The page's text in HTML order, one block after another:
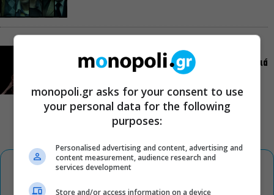
Ρωγμές: Η σόλο χοροθεατρική περφόρμανς της
Χριστίνας Κυριαζίδη στο Δημοτικό Θέατρο Πειραιά
monopoli.gr asks for your consent to use
your personal data for the following
purposes:
Personalised advertising and content, advertising and
content measurement, audience research and
services development
Store and/or access information on a device